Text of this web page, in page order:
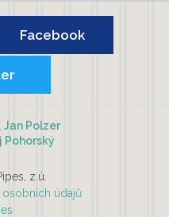
Facebook
Jan Polzer
Pohorský
z.ú.
údajů